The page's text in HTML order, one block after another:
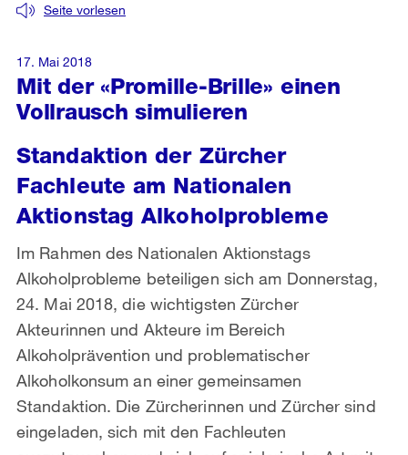
Mit der «Promille-Brille» einen
Vollrausch simulieren
Seite vorlesen
Standaktion der Zürcher
Fachleute am Nationalen
Aktionstag Alkoholprobleme
Im Rahmen des Nationalen Aktionstags
Alkoholprobleme beteiligen sich am Donnerstag,
24. Mai 2018, die wichtigsten Zürcher
Akteurinnen und Akteure im Bereich
Alkoholprävention und problematischer
Alkoholkonsum an einer gemeinsamen
Standaktion. Die Zürcherinnen und Zürcher sind
eingeladen, sich mit den Fachleuten
17. Mai 2018